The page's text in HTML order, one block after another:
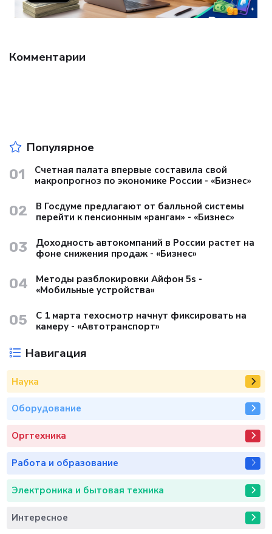
Комментарии
Популярное
01
Счетная палата впервые составила свой
макропрогноз по экономике России - «Бизнес»
02
В Госдуме предлагают от балльной системы
перейти к пенсионным «рангам» - «Бизнес»
03
Доходность автокомпаний в России растет на
фоне снижения продаж - «Бизнес»
04
Методы разблокировки Айфон 5s -
«Мобильные устройства»
05
С 1 марта техосмотр начнут фиксировать на
камеру - «Автотранспорт»
Навигация
Наука
Оборудование
Оргтехника
Работа и образование
Электроника и бытовая техника
Интересное